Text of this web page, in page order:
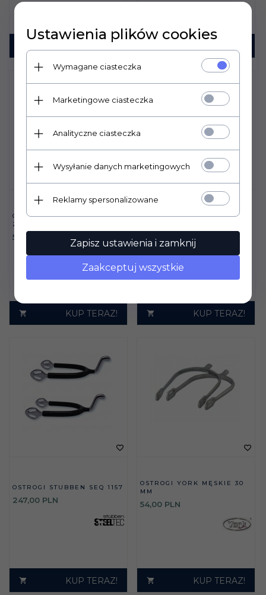
OSTROGI YORK DAMSKIE
ZAOKRĄGLONE 15 MM
54,
KUP TERAZ!
OSTROGI STUBBEN SEQ 1152
247, PLN
KUP TERAZ!
OSTROGI STUBBEN SEQ 1157
247,00 PLN
KUP TERAZ!
OSTROGI YORK MĘSKIE 30
MM
54,00 PLN
KUP TERAZ!
Ustawienia plików cookies
Wymagane ciasteczka
Marketingowe ciasteczka
Analityczne ciasteczka
Wysyłanie danych marketingowych
Reklamy spersonalizowane
Zapisz ustawienia i zamknij
Zaakceptuj wszystkie